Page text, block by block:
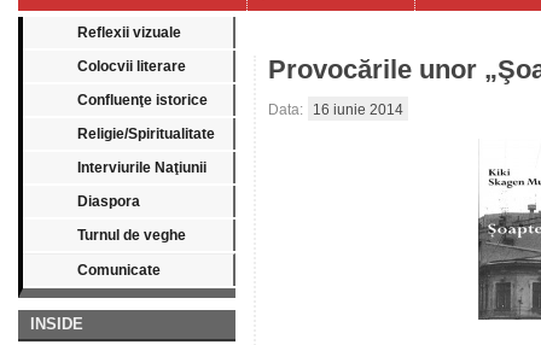
Reflexii vizuale
Colocvii literare
Confluenţe istorice
Religie/Spiritualitate
Interviurile Naţiunii
Diaspora
Turnul de veghe
Comunicate
INSIDE
Provocările unor
Data: 16 iunie 2014